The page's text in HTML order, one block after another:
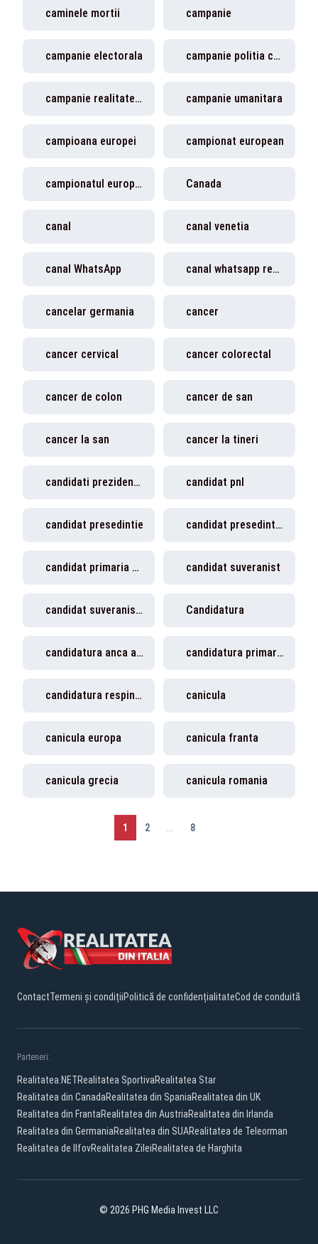
caminele mortii campanie
campanie electorala campanie politia capitalei
campanie realitatea plus campanie umanitara
campioana europei campionat european
campionatul european de fotbal Canada
canal canal venetia
canal WhatsApp canal whatsapp realitatea plus
cancelar germania cancer
cancer cervical cancer colorectal
cancer de colon cancer de san
cancer la san cancer la tineri
candidati prezidentiale romania candidat pnl
candidat presedintie candidat presedintie sua
candidat primaria capitalei candidat suveranist
candidat suveranist prezidentiale Candidatura
candidatura anca alexandrescu candidatura primaria capitalei
candidatura respinsa canicula
canicula europa canicula franta
canicula grecia canicula romania
1 2 8
ContactTermeni și condițiiPolitică de confidențialitateCod de conduită
Parteneri:
Realitatea.NETRealitatea SportivaRealitatea Star
Realitatea din CanadaRealitatea din SpaniaRealitatea din UK
Realitatea din FrantaRealitatea din AustriaRealitatea din Irlanda
Realitatea din GermaniaRealitatea din SUARealitatea de Teleorman
Realitatea de IlfovRealitatea ZileiRealitatea de Harghita
© 2026 PHG Media Invest LLC